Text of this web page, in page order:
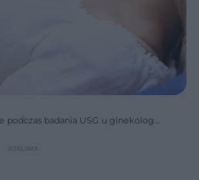
badania USG u ginekologa,
dotyczące badań HCG i